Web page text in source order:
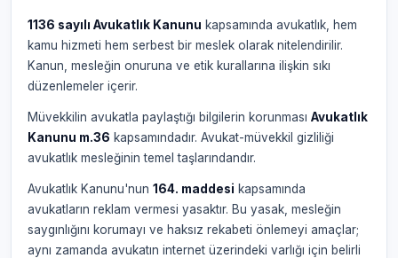
1136 sayılı Avukatlık Kanunu kapsamında avukatlık, hem
kamu hizmeti hem serbest bir meslek olarak nitelendirilir.
Kanun, mesleğin onuruna ve etik kurallarına ilişkin sıkı
düzenlemeler içerir.
Müvekkilin avukatla paylaştığı bilgilerin korunması Avukatlık
Kanunu m.36 kapsamındadır. Avukat-müvekkil gizliliği
avukatlık mesleğinin temel taşlarındandır.
Avukatlık Kanunu'nun 164. maddesi kapsamında
avukatların reklam vermesi yasaktır. Bu yasak, mesleğin
saygınlığını korumayı ve haksız rekabeti önlemeyi amaçlar;
aynı zamanda avukatın internet üzerindeki varlığı için belirli